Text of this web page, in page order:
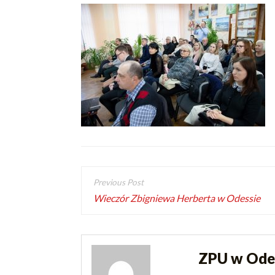
Wieczór Zbigniewa Herberta w Odessie
ZPU w